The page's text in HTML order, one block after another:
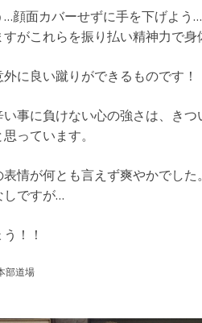
…顔面カバーせずに手を下げよ
がこれらを振り払い精神力で
に良い蹴りができるものです！
事に負けない心の強さは、き
っています。
情が何とも言えず爽やかでした
しですが…
！！
部道場